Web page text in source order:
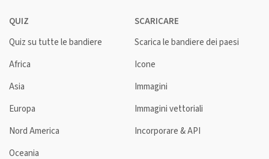
QUIZ
Quiz su tutte le bandiere
Africa
Asia
Europa
Nord America
Oceania
SCARICARE
Scarica le bandiere dei paesi
Icone
Immagini
Immagini vettoriali
Incorporare & API